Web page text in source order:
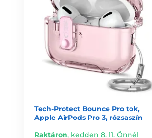
Tech-Protect Bounce Pro tok,
Apple AirPods Pro 3, rózsaszín
Raktáron, kedden 8. 11. Önnél